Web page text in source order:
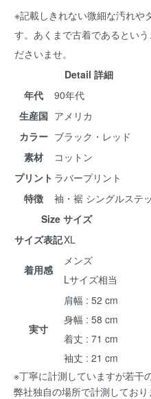
※記載しきれない微細な汚れや
す。あくまで古着であるとい
ださいませ。
Detail 詳細
年代
90年代
生産国 アメリカ
カラー ブラック・レッド
素材
コットン
プリント ラバープリント
特徴
袖・裾 シングルステ
Size サイズ
サイズ表記XL
着用感
メンズ
Lサイズ相当
実寸
肩幅 : 52 cm
身幅 : 58 cm
着丈 : 71 cm
袖丈 : 21 cm
※丁寧に計測していますが若干
弊社独自の場所で計測してお